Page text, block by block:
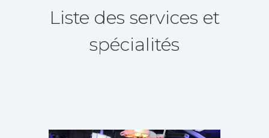
Liste des services et
spécialités